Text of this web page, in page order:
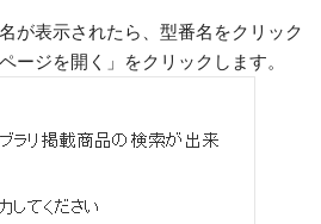
が表示されたら、型番名をクリック
ージを開く」をクリックします。